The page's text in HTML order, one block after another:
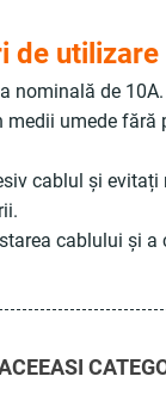
de utilizare
nominală de 10A.
medii umede fără
cablul și
cablului și a